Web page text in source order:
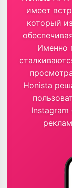
имеет
который
Именно
Honista